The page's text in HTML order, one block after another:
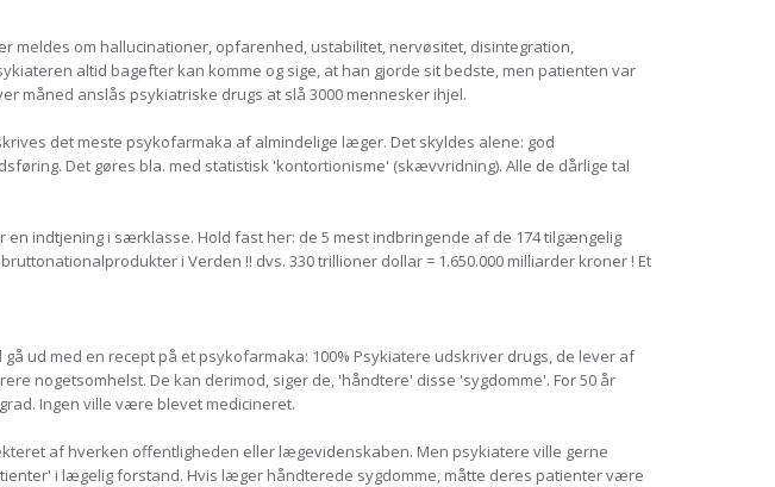
om hallucinationer, opfarenhed, ustabilitet, nervøsitet, disintegration,
altid bagefter kan komme og sige, at han gjorde sit bedste, men patienten var
måned anslås psykiatriske drugs at slå 3000 mennesker ihjel.
det meste psykofarmaka af almindelige læger. Det skyldes alene: god
Det gøres bla. med statistisk 'kontortionisme' (skævvridning). Alle de dårlige tal
indtjening i særklasse. Hold fast her: de 5 mest indbringende af de 174 tilgængelig
i Verden !! dvs. 330 trillioner dollar = 1.650.000 milliarder kroner ! Et
ud med en recept på et psykofarmaka: 100% Psykiatere udskriver drugs, de lever af
nogetsomhelst. De kan derimod, siger de, 'håndtere' disse 'sygdomme'. For 50 år
Ingen ville være blevet medicineret.
af hverken offentligheden eller lægevidenskaben. Men psykiatere ville gerne
i lægelig forstand. Hvis læger håndterede sygdomme, måtte deres patienter være